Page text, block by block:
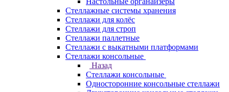
Стеллажные системы хранения
Стеллажи для колёс
Стеллажи для строп
Стеллажи паллетные
Стеллажи с выкатными платформами
Стеллажи консольные
Назад
Стеллажи консольные
Односторонние консольные стеллажи